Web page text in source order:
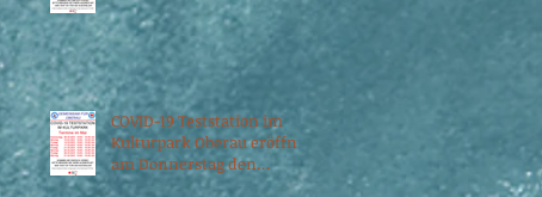
COVID-19 Teststation im
Kulturpark Oberau eröffnet
am Donnerstag den
06.05.2021